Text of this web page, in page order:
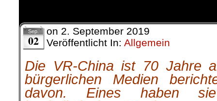
Sep.
02
on 2. September 2019
Veröffentlicht In: Allgemein
Die VR-China ist 70 Jahre
bürgerlichen Medien
davon. Eines haben